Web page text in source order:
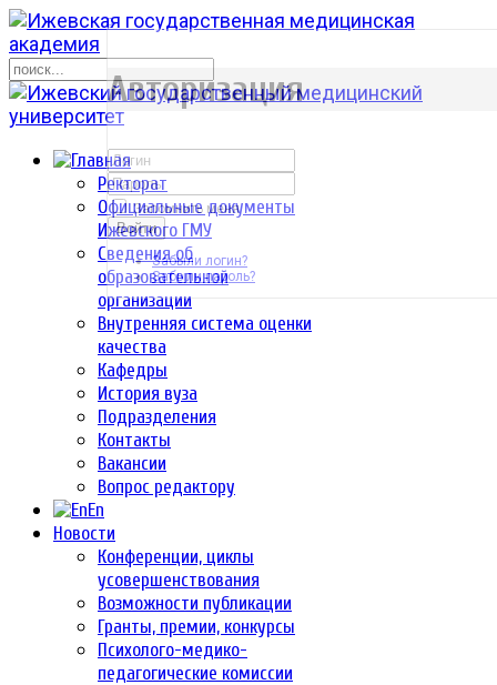
Ректорат
Официальные документы
Ижевского ГМУ
Сведения об
образовательной
организации
Внутренняя система оценки
качества
Кафедры
История вуза
Подразделения
Контакты
Вакансии
Вопрос редактору
En
Новости
Конференции, циклы
усовершенствования
Возможности публикации
Гранты, премии, конкурсы
Психолого-медико-
педагогические комиссии
р
Авторизация
Запомнить меня
Войти
Забыли логин?
Забыли пароль?